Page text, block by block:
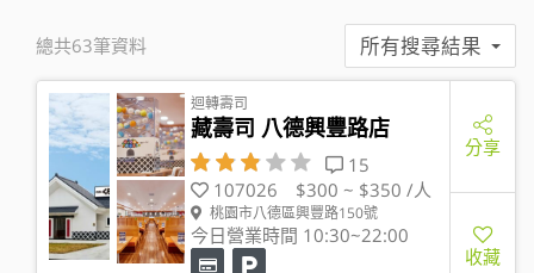
總共63筆資料 所有搜尋結果
迴轉壽司
藏壽司 八德興豐路店
15
107026
$300 ~ $350 /人
桃園市八德區興豐路150號
今日營業時間 10:30~22:00
分享
收藏